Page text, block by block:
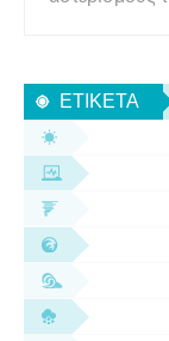
αστερισμός
λαμπρότερο
ΕΤΙΚΈΤΑ